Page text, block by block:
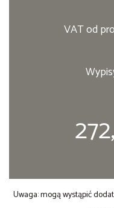
VAT od
Uwaga: mogą wystąpić